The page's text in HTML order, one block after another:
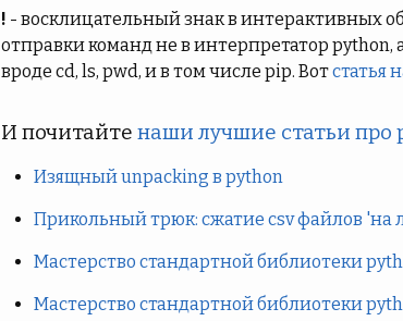
! - восклицательный знак в интерактивных
отправки команд не в интерпретатор
вроде cd, ls, pwd, и в том числе pip. Вотстатья
И почитайте наши лучшие статьи про
Изящный unpacking в python
Прикольный трюк: сжатие csv файлов 'на
Мастерство стандартной библиотеки
Мастерство стандартной библиотеки